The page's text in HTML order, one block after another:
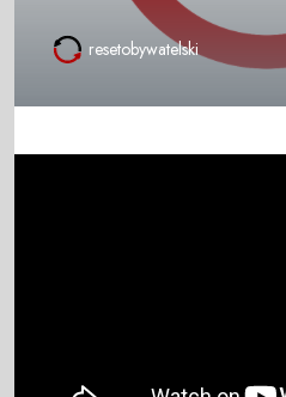
resetobywatelski